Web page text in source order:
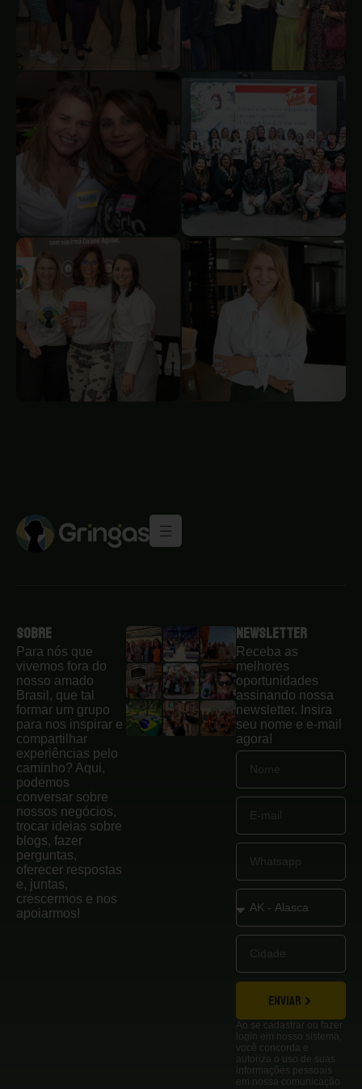
Sobre
Para nós que
vivemos fora do
nosso amado
Brasil, que tal
formar um grupo
para nos inspirar e
compartilhar
experiências pelo
caminho? Aqui,
podemos
conversar sobre
nossos negócios,
trocar ideias sobre
blogs, fazer
perguntas,
oferecer respostas
e, juntas,
crescermos e nos
apoiarmos!
Newsletter
Receba as
melhores
oportunidades
assinando nossa
newsletter. Insira
seu nome e e-mail
agora!
ENVIAR
Ao se cadastrar ou fazer
login em nosso sistema,
você concorda e
autoriza o uso de suas
informações pessoais
em nossa comunicação